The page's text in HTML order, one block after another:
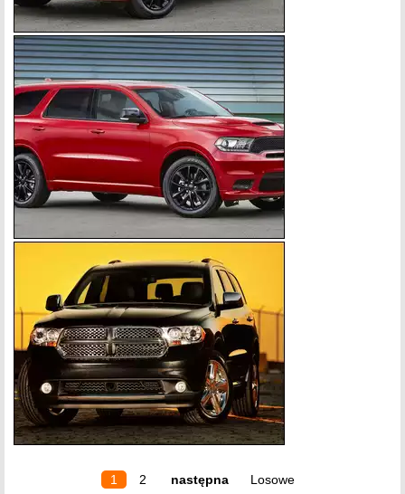
1 2 następna Losowe